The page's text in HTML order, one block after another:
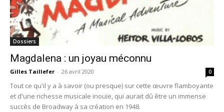
Dossiers
Magdalena : un joyau méconnu
Gilles Taillefer - 26 avril 2020 0
Tout ce qu'il y a à savoir (ou presque) sur cette œuvre flamboyante
et d'une richesse musicale inouïe, qui aurait dû être un immense
succès de Broadway à sa création en 1948.